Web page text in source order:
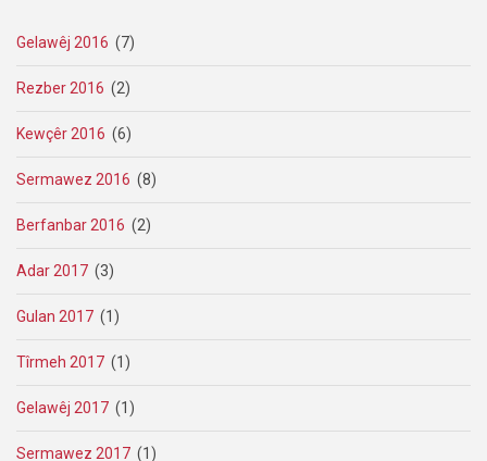
Gelawêj 2016 (7)
Rezber 2016 (2)
Kewçêr 2016 (6)
Sermawez 2016 (8)
Berfanbar 2016 (2)
Adar 2017 (3)
Gulan 2017 (1)
Tîrmeh 2017 (1)
Gelawêj 2017 (1)
Sermawez 2017 (1)